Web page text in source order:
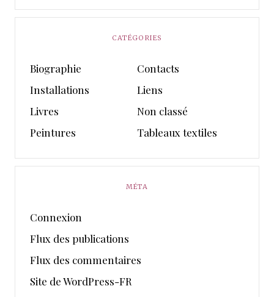
CATÉGORIES
Biographie
Contacts
Installations
Liens
Livres
Non classé
Peintures
Tableaux textiles
MÉTA
Connexion
Flux des publications
Flux des commentaires
Site de WordPress-FR